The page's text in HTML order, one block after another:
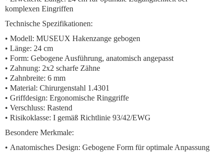
komplexen Eingriffen
Technische Spezifikationen:
• Modell: MUSEUX Hakenzange gebogen
• Länge: 24 cm
• Form: Gebogene Ausführung, anatomisch angepasst
• Zahnung: 2x2 scharfe Zähne
• Zahnbreite: 6 mm
• Material: Chirurgenstahl 1.4301
• Griffdesign: Ergonomische Ringgriffe
• Verschluss: Rastend
• Risikoklasse: I gemäß Richtlinie 93/42/EWG
Besondere Merkmale:
• Anatomisches Design: Gebogene Form für optimale Anpassung